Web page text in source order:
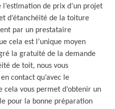
de prix d’un projet
d’étanchéité de la toiture
par un prestataire
cela est l’unique moyen
la gratuité de la demande
de toit, nous vous
contact qu’avec le
vous permet d’obtenir un
pour la bonne préparation